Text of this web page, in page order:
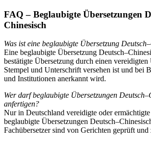
FAQ – Beglaubigte Übersetzungen
Chinesisch
Was ist eine beglaubigte Übersetzung
Eine beglaubigte Übersetzung
bestätigte Übersetzung durch einen vereidigten
Stempel und Unterschrift versehen ist und bei
und Institutionen anerkannt wird.
Wer darf beglaubigte Übersetzungen
anfertigen?
Nur in Deutschland vereidigte oder
beglaubigte Übersetzungen
Fachübersetzer sind von Gerichten geprüft und